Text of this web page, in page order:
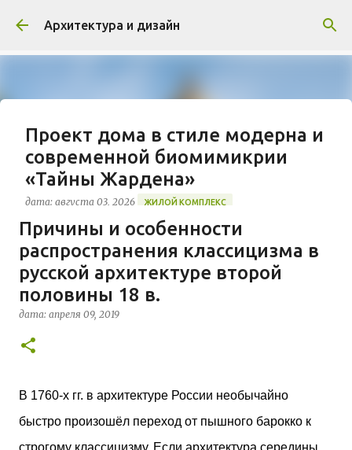
К основному контенту
Архитектура и дизайн
Проект дома в стиле модерна и
современной биомимикрии
«Тайны Жардена»
дата: августа 03, 2026 ЖИЛОЙ КОМПЛЕКС
В марте 2026 года в Монпелье завершилось
строительство знакового жилого комплекса
«Jardins Secrets» от бюро Vincent Callebaut
Architectures. Проект, расположенный на
территории бывшей пехотной школы (EAI) в
районе Cité Créative, стал примером гармоничной
исторический контекст. Комплекс состоит из
м²) и «Opale & Sens» (38 квартир, включая 11
доступных, площадь 2 845 м²). В общей сложности
0
Причины и особенности
распространения классицизма в
русской архитектуре второй
половины 18 в.
дата: апреля 09, 2019
В 1760-х гг. в архитектуре России необычайно
быстро произошёл переход от пышного барокко к
строгому классицизму. Если архитектура середины